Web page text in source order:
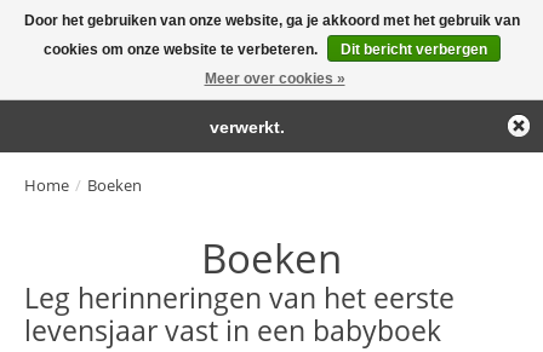
Large selection of products and fast shipping!
Home / Boeken
Boeken
Leg herinneringen van het eerste
levensjaar vast in een babyboek
Door het gebruiken van onze website, ga je akkoord met het gebruik van
cookies om onze website te verbeteren.
Dit bericht verbergen
Meer over cookies »
← Keer terug naar de backofficeDeze winkel is in aanbouw.
Eventueel geplaatste orders zullen niet worden gehonoreerd of
verwerkt.